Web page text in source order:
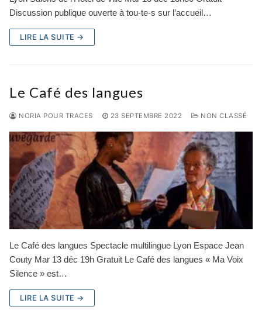
Discussion publique ouverte à tou-te-s sur l’accueil…
LIRE LA SUITE →
Le Café des langues
NORIA POUR TRACES 23 SEPTEMBRE 2022 NON CLASSÉ
Le Café des langues Spectacle multilingue Lyon Espace Jean
Couty Mar 13 déc 19h Gratuit Le Café des langues « Ma Voix
Silence » est…
LIRE LA SUITE →